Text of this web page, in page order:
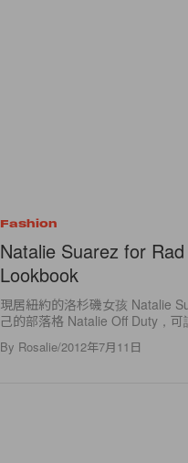
Fashion
Natalie Suarez for
Lookbook
現居紐約的洛杉磯女孩 Natalie
己的部落格 Natalie Off Duty，
By Rosalie/2012年7月11日